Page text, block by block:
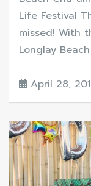
Life Festival
missed! With
Longlay
April 28,